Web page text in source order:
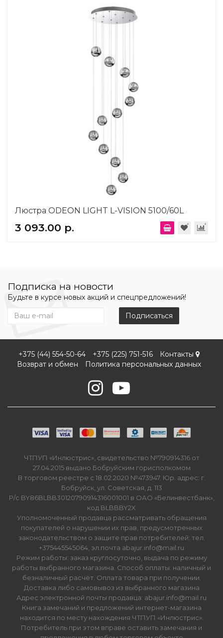
Люстра ODEON LIGHT L-VISION 5100/60L
3 093.00 р.
Подписка на новости
Будьте в курсе новых акций и спецпредложений!
Подписаться
+375 (44) 554-50-64 +375 (225) 751-516
Контакты
Возврат и обмен
Политика персональных данных
ЧТПУП «Инлюстрис», свидетельство №790914316 от
27.04.2015 выдано Бобруйским горисполкомом
В торговом реестре с 18.02.2020 №473947. Юр. адрес: г.
Бобруйск, ул. Советская, д. 113
Р/с BY86BLBB30120790914316001001 в ОАО «Белинвестбанк»,
код BLBBBY2X
Уполномоченный продавца рассматривать обращения
покупателей о нарушении их прав, предусмотренных
законодательством о защите прав потребителей: тел.
+375445545064, эл.почта abajur.info@mail.ru
Режим работы: заказ круглосуточно, выдача по режиму
работы выбранного магазина. Способ оплаты: наличный и
безналичный расчёт. Оплата товара при получении.
Доставка либо самовывоз из выбранного магазина
Адрес электронной почты продавца: abajur.info@mail.ru
Книга замечаний и предложений интернет-магазина
находится по месту нахождения ЧТПУП «Инлюстрис».
Потребитель при этом вправе оставить замечания и